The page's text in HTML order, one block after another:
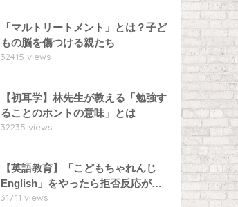
「マルトリートメント」とは？子ど
もの脳を傷つける親たち
32415 views
【初耳学】林先生が教える「勉強す
ることのホントの意味」とは
32235 views
【英語教育】「こどもちゃれんじ
English」をやったら拒否反応が…
31711 views